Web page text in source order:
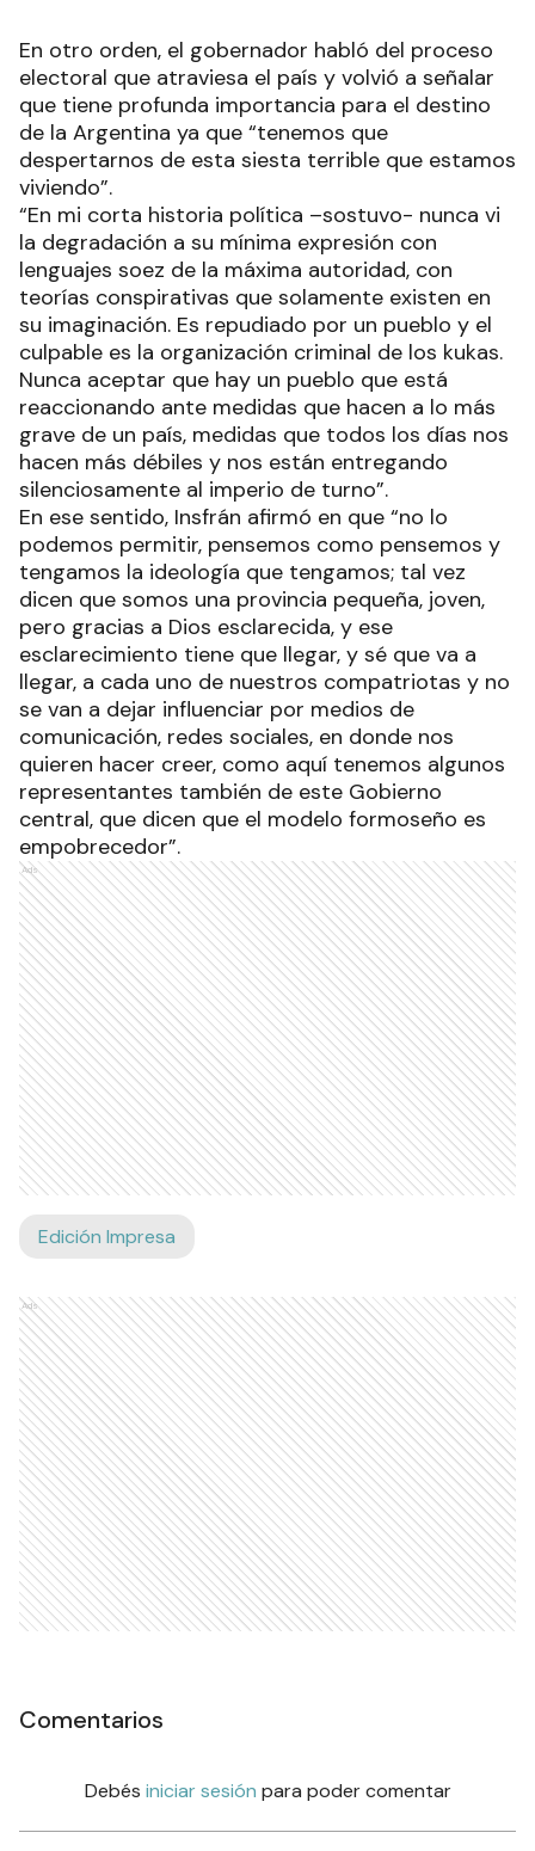
En otro orden, el gobernador habló del proceso
electoral que atraviesa el país y volvió a señalar
que tiene profunda importancia para el destino
de la Argentina ya que “tenemos que
despertarnos de esta siesta terrible que estamos
viviendo”.
“En mi corta historia política –sostuvo- nunca vi
la degradación a su mínima expresión con
lenguajes soez de la máxima autoridad, con
teorías conspirativas que solamente existen en
su imaginación. Es repudiado por un pueblo y el
culpable es la organización criminal de los kukas.
Nunca aceptar que hay un pueblo que está
reaccionando ante medidas que hacen a lo más
grave de un país, medidas que todos los días nos
hacen más débiles y nos están entregando
silenciosamente al imperio de turno”.
En ese sentido, Insfrán afirmó en que “no lo
podemos permitir, pensemos como pensemos y
tengamos la ideología que tengamos; tal vez
dicen que somos una provincia pequeña, joven,
pero gracias a Dios esclarecida, y ese
esclarecimiento tiene que llegar, y sé que va a
llegar, a cada uno de nuestros compatriotas y no
se van a dejar influenciar por medios de
comunicación, redes sociales, en donde nos
quieren hacer creer, como aquí tenemos algunos
representantes también de este Gobierno
central, que dicen que el modelo formoseño es
empobrecedor”.
Ads
Edición Impresa
Ads
Comentarios
Debés iniciar sesión para poder comentar